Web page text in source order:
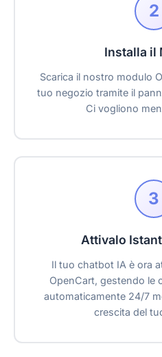
2
Installa il
Scarica il nostro modulo
tuo negozio tramite il
Ci vogliono
3
Attivalo
Il tuo chatbot IA è ora
OpenCart, gestendo le
automaticamente 24/7
crescita del